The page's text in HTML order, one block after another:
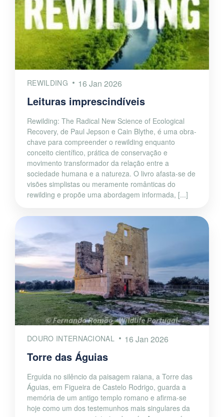
REWILDING 16 Jan 2026
Leituras imprescindíveis
Rewilding: The Radical New Science of Ecological
Recovery, de Paul Jepson e Cain Blythe, é uma obra-
chave para compreender o rewilding enquanto
conceito científico, prática de conservação e
movimento transformador da relação entre a
sociedade humana e a natureza. O livro afasta-se de
visões simplistas ou meramente românticas do
rewilding e propõe uma abordagem informada, [...]
DOURO INTERNACIONAL 16 Jan 2026
Torre das Águias
Erguida no silêncio da paisagem raiana, a Torre das
Águias, em Figueira de Castelo Rodrigo, guarda a
memória de um antigo templo romano e afirma-se
hoje como um dos testemunhos mais singulares da